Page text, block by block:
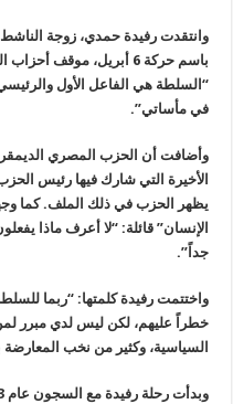
وانتقدت رفيدة حمدي، زوجة
باسم حركة 6 أبريل،
“السلطة هي الفاعل الأول
في مأساتي”.
وأضافت أن الحزب المصري
الأخيرة التي شارك فيها رئيس
يظهر الحزب في ذلك الملف. كما
الإنسان” قائلة: “لا أعرف ماذا
جداً”.
واختتمت رفيدة كلمتها: “ربما
خطراً عليهم، لكن ليس لدي مبرر
السياسية، وكثير من نخب المعارضة